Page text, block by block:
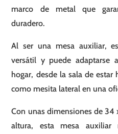
marco de metal que
duradero.
Al ser una mesa auxiliar,
versátil y puede adaptarse
hogar, desde la sala de
como mesita lateral en una
Con unas dimensiones de
altura, esta mesa auxiliar